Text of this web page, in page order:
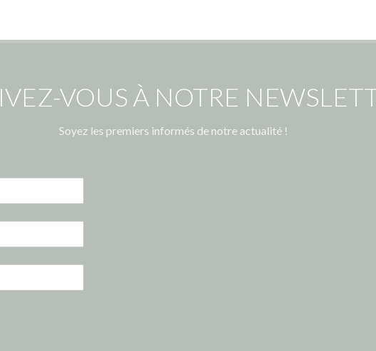
VOUS À NOTRE
Soyez les premiers informés de notre actualité !